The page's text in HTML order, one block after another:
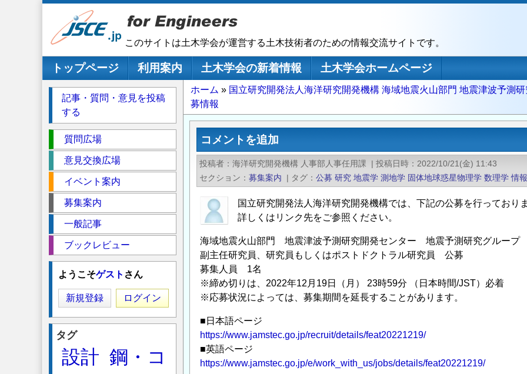
このサイトは土木学会が運営する土木技術者のための情報交流サイトです。
メインナビゲーション
トップページ 利用案内 土木学会の新着情報
土木学会ホームページ
パ
ン
く
ホーム
国立研究開発法人海洋研究開発機構 海域地震火山部門 地震津波予測
募情報
コメントを追加
投稿者 海洋研究開発機構 人事部人事任用課 | 投稿日時
2022/10/21(金) 11:43
セクション
募集案内 | タグ 公募 研究 地震学 測地学 固体地球惑星物理学 数理学 情
国立研究開発法人海洋研究開発機構では、下記の公募を行っておりま
詳しくはリンク先をご参照ください。
海域地震火山部門 地震津波予測研究開発センター 地震予測研究グループ
副主任研究員、研究員もしくはポストドクトラル研究員 公募
募集人員 1名
※締め切りは、2022年12月19日（月） 23時59分 （日本時間/JST）必着
※応募状況によっては、募集期間を延長することがあります。
■日本語ページ
https://www.jamstec.go.jp/recruit/details/feat20221219/
■英語ページ
https://www.jamstec.go.jp/e/work_with_us/jobs/details/feat20221219/
記事・質問・意見を投稿
する
ク
シ
質問広場
意見交換広場
イベント案内
募集案内
一般記事
ブックレビュー
ようこそゲスト さん
新規登録 ログイン
タグ
設計 鋼・コ